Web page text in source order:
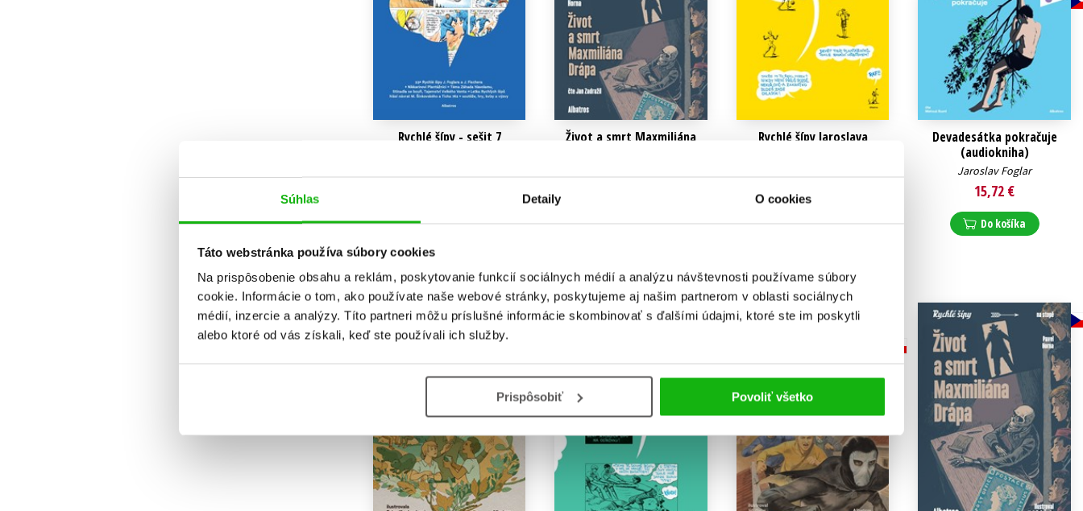
Súhlas Detaily O cookies
Táto webstránka používa súbory cookies
Na prispôsobenie obsahu a reklám, poskytovanie funkcií sociálnych médií a analýzu návštevnosti používame súbory
cookie. Informácie o tom, ako používate naše webové stránky, poskytujeme aj našim partnerom v oblasti sociálnych
médií, inzercie a analýzy. Títo partneri môžu príslušné informácie skombinovať s ďalšími údajmi, ktoré ste im poskytli
alebo ktoré od vás získali, keď ste používali ich služby.
Prispôsobiť Povoliť všetko
Rychlé šípy - sešit 7
Život a smrt Maxmiliána
Rychlé šípy Jaroslava
33,92 €
Devadesátka pokračuje
(audiokniha)
Jaroslav Foglar
15,72 €
Do košíka